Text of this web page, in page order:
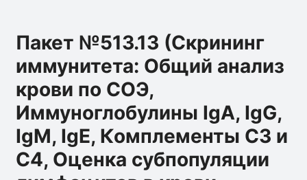
Пакет №513.13 (Скрининг
иммунитета: Общий анализ
крови по СОЭ,
Иммуноглобулины IgA, IgG,
IgM, IgE, Комплементы C3 и
С4, Оценка субпопуляции